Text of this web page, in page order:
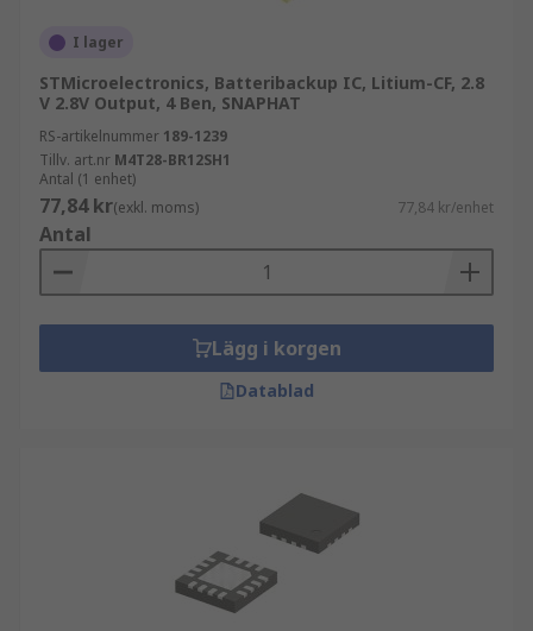
Dessa enheter finns i de flesta system som
såsom bärbara och wearable-enheter.
Tillämpningar inkluderar:
Smartphones
Bärbara datorer
Surfplattor
Batteridrivna verktyg
BMS står för Battery Management System
(batterihanteringssystem). Detta är en
elektronisk krets som övervakar och skyddar ett
I lager
STMicroelectronics, Batteribackup IC, Litium-CF, 2.8
V 2.8V Output, 4 Ben, SNAPHAT
RS-artikelnummer 189-1239
Tillv. art.nr M4T28-BR12SH1
Antal (1 enhet)
77,84 kr(exkl. moms) 77,84 kr/enhet
Antal
Lägg i korgen
Datablad